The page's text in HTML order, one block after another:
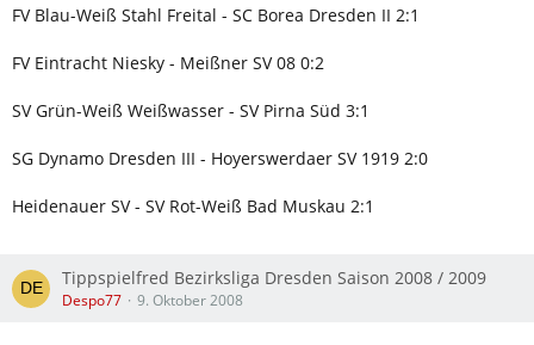
FV Blau-Weiß Stahl Freital - SC Borea Dresden II 2:1
FV Eintracht Niesky - Meißner SV 08 0:2
SV Grün-Weiß Weißwasser - SV Pirna Süd 3:1
SG Dynamo Dresden III - Hoyerswerdaer SV 1919 2:0
Heidenauer SV - SV Rot-Weiß Bad Muskau 2:1
Tippspielfred Bezirksliga Dresden Saison 2008 / 2009
Despo77 9. Oktober 2008